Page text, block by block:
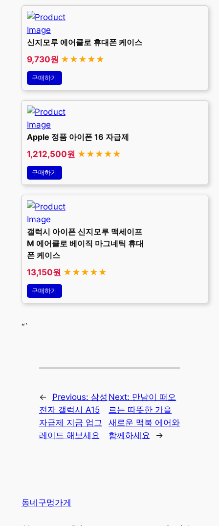
신지모루 에어클로 휴대폰 케이스
9,730원 ★★★★★
구매하기
Apple 정품 아이폰 16 자급제
1,212,500원 ★★★★★
구매하기
갤럭시 아이폰 신지모루 맥세이프
M 에어클로 베이직 마그네틱 휴대
폰 케이스
13,150원 ★★★★★
구매하기
“`
← Previous: 삼성
전자 갤럭시 A15
자급제 지금 업그
레이드 해보세요
Next: 만남이 떠오
르는 따뜻한 가을
새로운 맥북 에어와
함께하세요
→
동네구멍가게